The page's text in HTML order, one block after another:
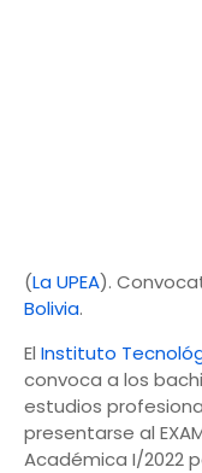
(La UPEA).
Bolivia.
El Instituto
convoca a los
estudios
presentarse al
Académica I/2022